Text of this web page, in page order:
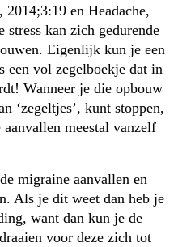
en Headache,
stress kan zich gedurende
Eigenlijk kun je een
een vol zegelboekje dat in
Wanneer je die opbouw
‘zegeltjes’, kunt stoppen,
meestal vanzelf
migraine aanvallen en
Als je dit weet dan heb je
want dan kun je de
voor deze zich tot